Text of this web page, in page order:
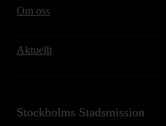
Om oss
Aktuellt
Stockholms Stadsmission